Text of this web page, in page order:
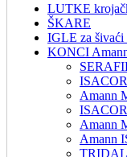
LUTKE
ŠKARE
IGLE za šivaći
KONCI
Amann
Amann
Amann